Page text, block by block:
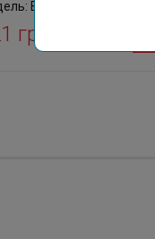
BM24S
грн